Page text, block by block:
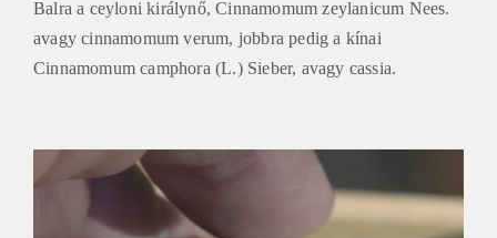
Balra a ceyloni királynő, Cinnamomum zeylanicum Nees.
avagy cinnamomum verum, jobbra pedig a kínai
Cinnamomum camphora (L.) Sieber, avagy cassia.